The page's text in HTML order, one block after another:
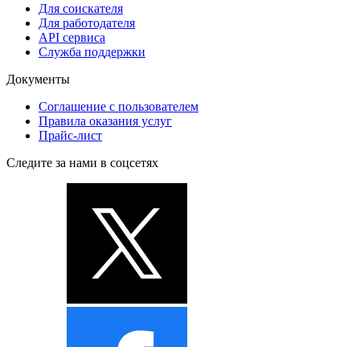
Для соискателя
Для работодателя
API сервиса
Служба поддержки
Документы
Соглашение с пользователем
Правила оказания услуг
Прайс-лист
Следите за нами в соцсетях